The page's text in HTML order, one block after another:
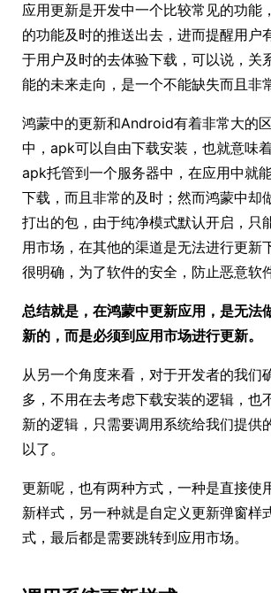
应用更新是开发中一个比较常见的功能
的功能及时的推送出去，进而提醒用户
于用户及时的去体验下载，可以说，关
能的未来走向，是一个不能缺失而且非
鸿蒙中的更新和Android有着非常大的
中，apk可以自由下载安装，也就意味
apk托管到一个服务器中，在应用中就
下载，而且非常的及时；然而鸿蒙中却
打出的包，由于纯净模式默认开启，只
用市场，在其他的渠道是无法进行更新
很明确，为了软件的安全，防止恶意软
总结就是，在鸿蒙中更新应用，是无法
新的，而是必须到应用市场进行更新。
从另一个角度来看，对于开发者的我们
多，不用在去考虑下载安装的逻辑，也
新的逻辑，只需要调用系统给我们提供
以了。
更新呢，也有两种方式，一种是直接使
新样式，另一种就是自定义更新弹窗样
式，最后都是需要跳转到应用市场。